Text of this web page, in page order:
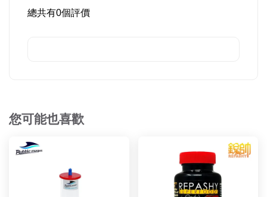
總共有0個評價
您可能也喜歡